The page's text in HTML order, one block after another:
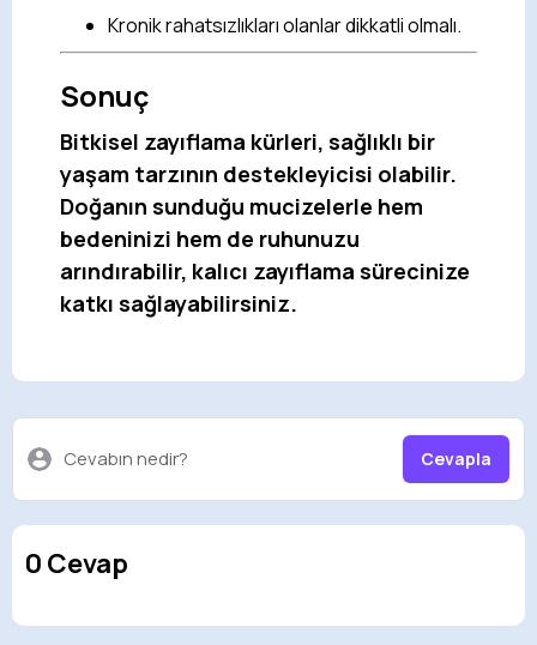
Kronik rahatsızlıkları olanlar dikkatli olmalı.
Sonuç
Bitkisel zayıflama kürleri, sağlıklı bir
yaşam tarzının destekleyicisi olabilir.
Doğanın sunduğu mucizelerle hem
bedeninizi hem de ruhunuzu
arındırabilir, kalıcı zayıflama sürecinize
katkı sağlayabilirsiniz.
Cevabın nedir? Cevapla
0 Cevap